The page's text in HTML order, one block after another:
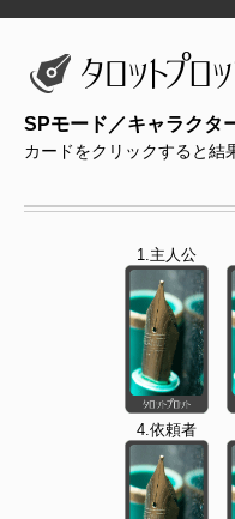
SPモード／キャラクタ
カードをクリックすると結
1.主人公
4.依頼者